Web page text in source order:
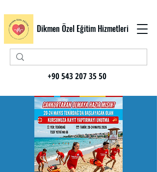
Dikmen Özel Eğitim Hizmetleri
+90 543 207 35 50